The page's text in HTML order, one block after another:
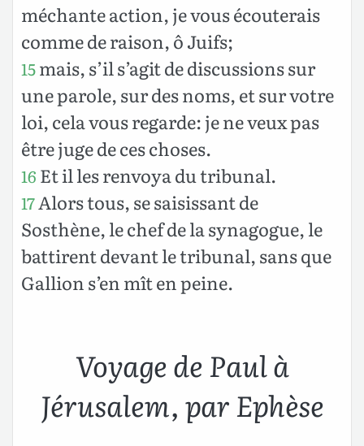
méchante action, je vous écouterais
comme de raison, ô Juifs;
15mais, s’il s’agit de discussions sur
une parole, sur des noms, et sur votre
loi, cela vous regarde: je ne veux pas
être juge de ces choses.
16 Et il les renvoya du tribunal.
17Alors tous, se saisissant de
Sosthène, le chef de la synagogue, le
battirent devant le tribunal, sans que
Gallion s’en mît en peine.
Voyage de Paul à
Jérusalem, par Ephèse